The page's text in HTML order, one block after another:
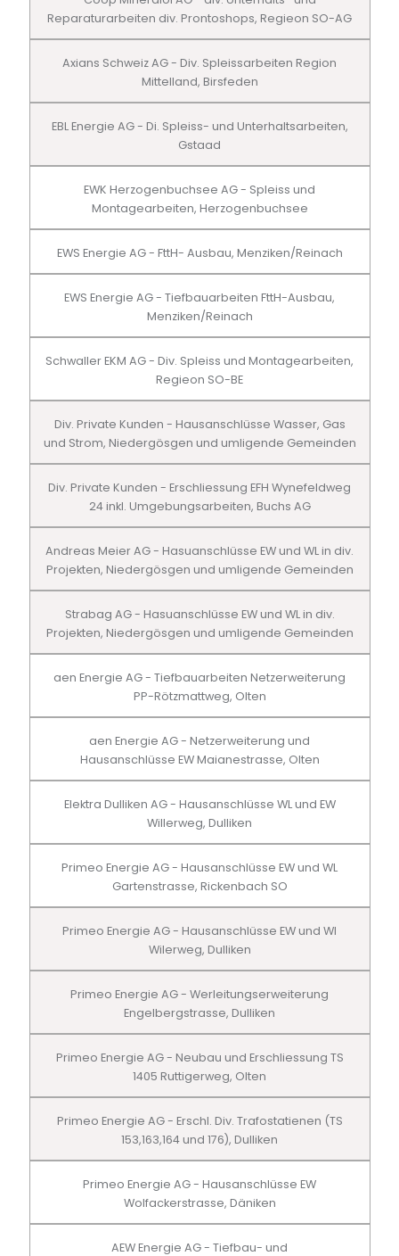
Reparaturarbeiten div. Prontoshops, Regieon SO-AG
Axians Schweiz AG - Div. Spleissarbeiten Region
Mittelland, Birsfeden
EBL Energie AG - Di. Spleiss- und Unterhaltsarbeiten,
Gstaad
EWK Herzogenbuchsee AG - Spleiss und
Montagearbeiten, Herzogenbuchsee
EWS Energie AG - FttH- Ausbau, Menziken/Reinach
EWS Energie AG - Tiefbauarbeiten FttH-Ausbau,
Menziken/Reinach
Schwaller EKM AG - Div. Spleiss und Montagearbeiten,
Regieon SO-BE
Div. Private Kunden - Hausanschlüsse Wasser, Gas
und Strom, Niedergösgen und umligende Gemeinden
Div. Private Kunden - Erschliessung EFH Wynefeldweg
24 inkl. Umgebungsarbeiten, Buchs AG
Andreas Meier AG - Hasuanschlüsse EW und WL in div.
Projekten, Niedergösgen und umligende Gemeinden
Strabag AG - Hasuanschlüsse EW und WL in div.
Projekten, Niedergösgen und umligende Gemeinden
aen Energie AG - Tiefbauarbeiten Netzerweiterung
PP-Rötzmattweg, Olten
aen Energie AG - Netzerweiterung und
Hausanschlüsse EW Maianestrasse, Olten
Elektra Dulliken AG - Hausanschlüsse WL und EW
Willerweg, Dulliken
Primeo Energie AG - Hausanschlüsse EW und WL
Gartenstrasse, Rickenbach SO
Primeo Energie AG - Hausanschlüsse EW und Wl
Wilerweg, Dulliken
Primeo Energie AG - Werleitungserweiterung
Engelbergstrasse, Dulliken
Primeo Energie AG - Neubau und Erschliessung TS
1405 Ruttigerweg, Olten
Primeo Energie AG - Erschl. Div. Trafostatienen (TS
153,163,164 und 176), Dulliken
Primeo Energie AG - Hausanschlüsse EW
Wolfackerstrasse, Däniken
AEW Energie AG - Tiefbau- und